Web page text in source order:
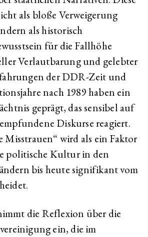
als bloße Verweigerung
als historisch
für die Fallhöhe
Verlautbarung und gelebter
der DDR-Zeit und
nach 1989 haben ein
geprägt, das sensibel auf
Diskurse reagiert.
Misstrauen“ wird als ein Faktor
politische Kultur in den
bis heute signifikant vom
die Reflexion über die
ein, die im